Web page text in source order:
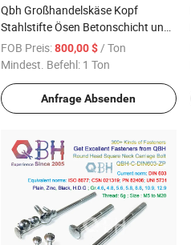
Qbh Großhandelskäse Kopf
Stahlstifte Ösen Betonschicht und
die strukturelle Stahlkonstruktion
Verbindung Keramische Ferrulen
Keilankerbolzen
FOB Preis:800,00 $ / Ton
Mindest. Befehl: 1 Ton
Anfrage Absenden